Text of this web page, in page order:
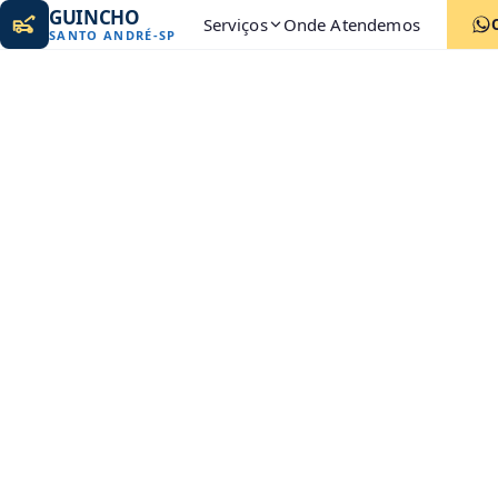
GUINCHO
SANTO ANDRÉ-SP Serviços Onde Atendemos